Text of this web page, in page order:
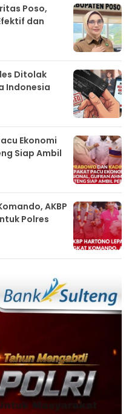
Poso,
dan
Ditolak
Indonesia
Ekonomi
Siap Ambil
AKBP
Polres
Kapolres